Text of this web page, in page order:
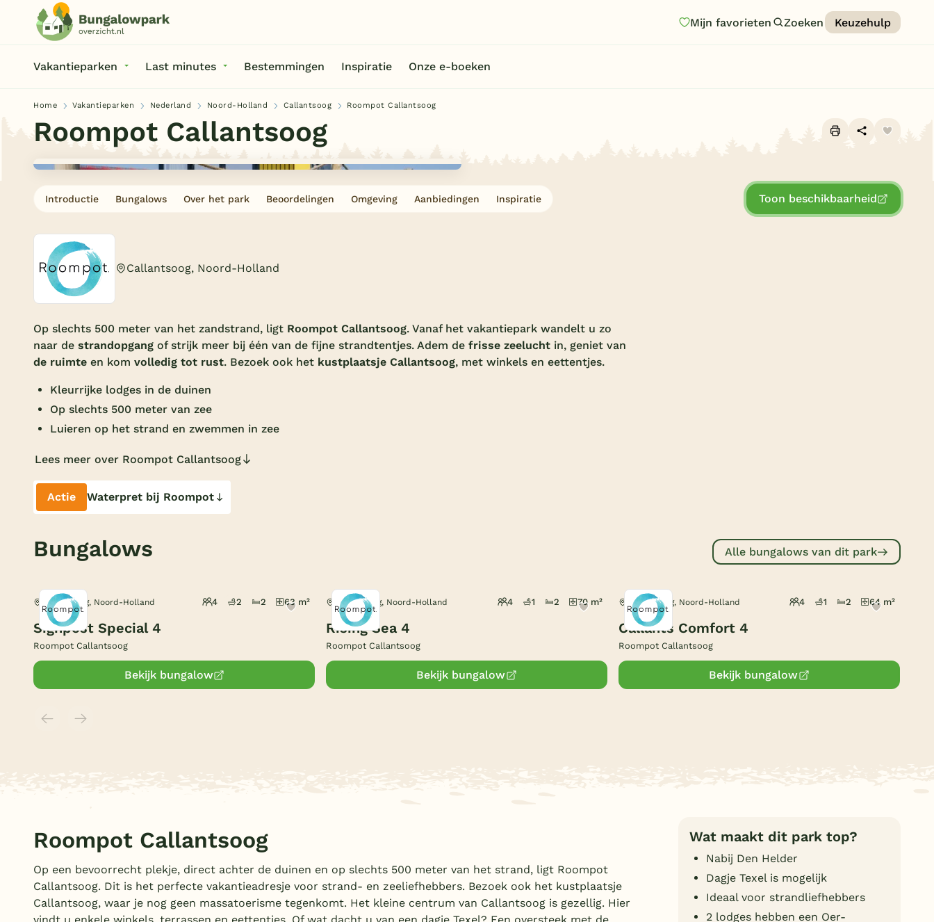
Mijn favorieten Zoeken Keuzehulp
Vakantieparken Last minutes Bestemmingen Inspiratie Onze e-boeken
Limburg
Duitsland
België
Home Vakantieparken Nederland Noord-Holland Callantsoog Roompot Callantsoog
Roompot Callantsoog
Introductie Bungalows Over het park Beoordelingen Omgeving Aanbiedingen Inspiratie Toon beschikbaarheid
Callantsoog, Noord-Holland
Op slechts 500 meter van het zandstrand, ligt Roompot Callantsoog. Vanaf het vakantiepark wandelt u zo
naar de strandopgang of strijk meer bij één van de fijne strandtentjes. Adem de frisse zeelucht in, geniet van
de ruimte en kom volledig tot rust. Bezoek ook het kustplaatsje Callantsoog, met winkels en eettentjes.
Kleurrijke lodges in de duinen
Op slechts 500 meter van zee
Luieren op het strand en zwemmen in zee
Lees meer over Roompot Callantsoog
Actie Waterpret bij Roompot
Bungalows Alle bungalows van dit park
Callantsoog, Noord-Holland 4 2 2 63 m²
Signpost Special 4
Roompot Callantsoog
Bekijk bungalow
Callantsoog, Noord-Holland 4 1 2 70 m²
Rising Sea 4
Roompot Callantsoog
Bekijk bungalow
Callantsoog, Noord-Holland 4 1 2 64 m²
Callants Comfort 4
Roompot Callantsoog
Bekijk bungalow
Roompot Callantsoog
Op een bevoorrecht plekje, direct achter de duinen en op slechts 500 meter van het strand, ligt Roompot
Callantsoog. Dit is het perfecte vakantieadresje voor strand- en zeeliefhebbers. Bezoek ook het kustplaatsje
Callantsoog, waar je nog geen massatoerisme tegenkomt. Het kleine centrum van Callantsoog is gezellig. Hier
Wat maakt dit park top?
Nabij Den Helder
Dagje Texel is mogelijk
Ideaal voor strandliefhebbers
2 lodges hebben een Oer-